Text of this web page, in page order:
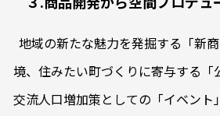
地域の新たな魅力を発掘する「新
境、住みたい町づくりに寄与する「
交流人口増加策としての「イベント